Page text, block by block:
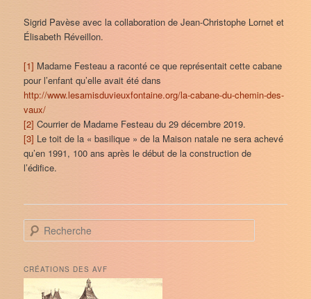
Sigrid Pavèse avec la collaboration de Jean-Christophe Lornet et
Élisabeth Réveillon.
[1] Madame Festeau a raconté ce que représentait cette cabane
pour l’enfant qu’elle avait été dans
http://www.lesamisduvieuxfontaine.org/la-cabane-du-chemin-des-
vaux/
[2] Courrier de Madame Festeau du 29 décembre 2019.
[3] Le toit de la « basilique » de la Maison natale ne sera achevé
qu’en 1991, 100 ans après le début de la construction de
l’édifice.
e
h
e
r
CRÉATIONS DES AVF